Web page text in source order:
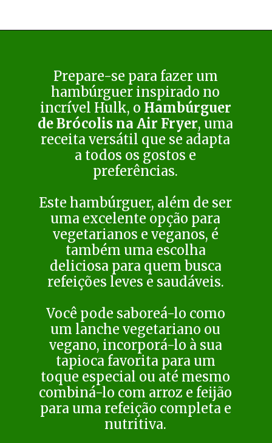
Prepare-se para fazer um
hambúrguer inspirado no
incrível Hulk, o Hambúrguer
de Brócolis na Air Fryer, uma
receita versátil que se adapta
a todos os gostos e
preferências.
Este hambúrguer, além de ser
uma excelente opção para
vegetarianos e veganos, é
também uma escolha
deliciosa para quem busca
refeições leves e saudáveis.
Você pode saboreá-lo como
um lanche vegetariano ou
vegano, incorporá-lo à sua
tapioca favorita para um
toque especial ou até mesmo
combiná-lo com arroz e feijão
para uma refeição completa e
nutritiva.